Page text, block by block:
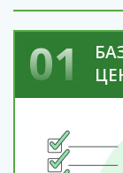
01